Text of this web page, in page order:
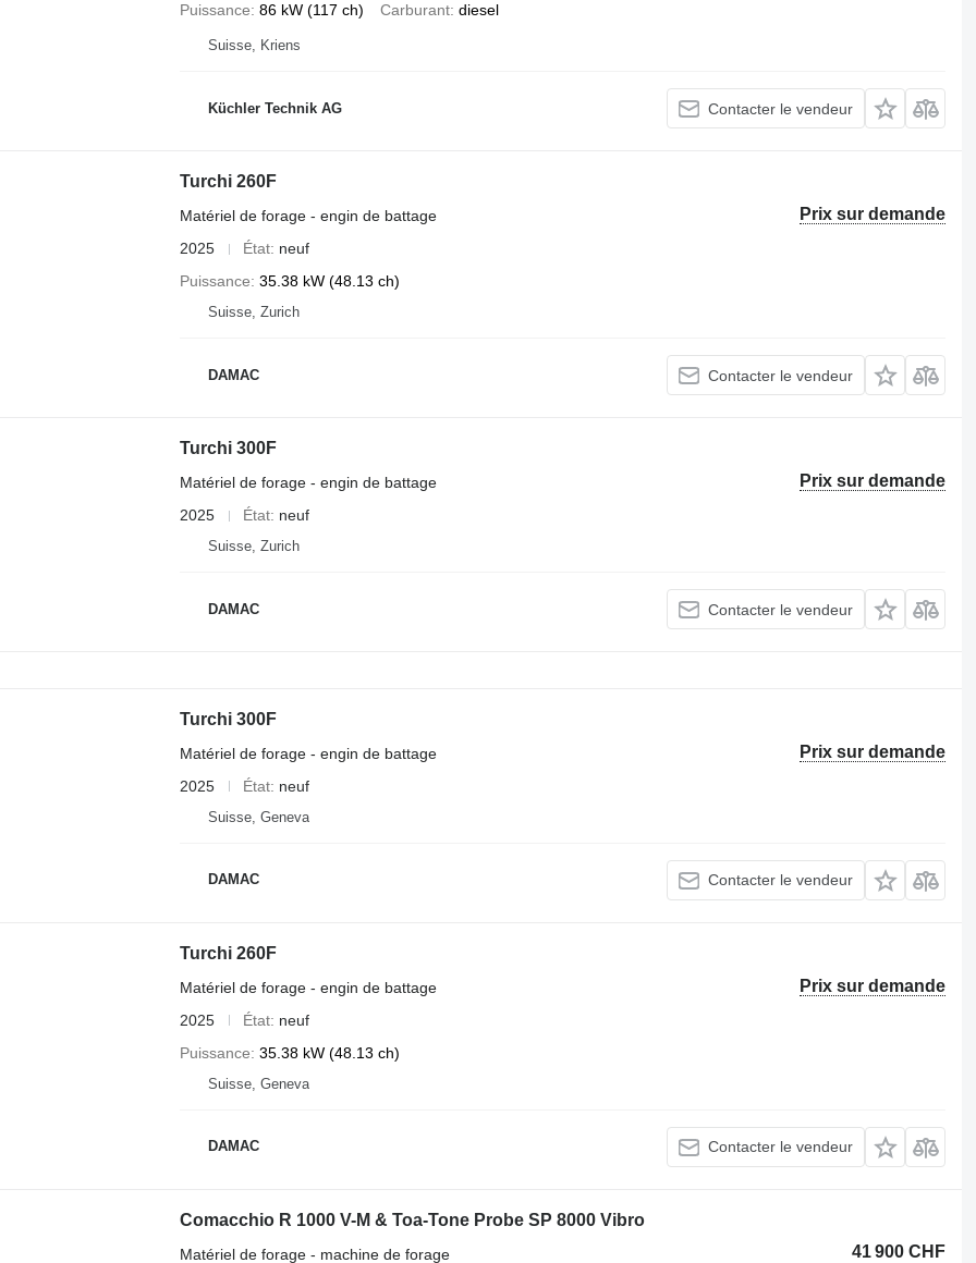
Puissance 86 kW (117 ch) Carburant diesel
Suisse, Kriens
Küchler Technik AG Contacter le vendeur
Turchi 260F
Prix sur demande
Matériel de forage - engin de battage
2025
État neuf
Puissance 35.38 kW (48.13 ch)
Suisse, Zurich
DAMAC Contacter le vendeur
Turchi 300F
Prix sur demande
Matériel de forage - engin de battage
2025
État neuf
Suisse, Zurich
DAMAC Contacter le vendeur
Turchi 300F
Prix sur demande
Matériel de forage - engin de battage
2025
État neuf
Suisse, Geneva
DAMAC Contacter le vendeur
Turchi 260F
Prix sur demande
Matériel de forage - engin de battage
2025
État neuf
Puissance 35.38 kW (48.13 ch)
Suisse, Geneva
DAMAC Contacter le vendeur
Comacchio R 1000 V-M & Toa-Tone Probe SP 8000 Vibro
41 900 CHF
Matériel de forage - machine de forage